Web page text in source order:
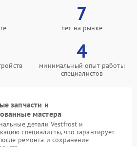
7
лет на рынке
4
минимальный опыт работы
специалистов
запчасти и
мастера
детали Vestfrost и
специалисты, что гарантирует
ремонта и сохранение